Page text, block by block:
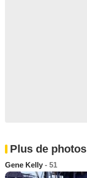
Plus de photos
Gene Kelly - 51